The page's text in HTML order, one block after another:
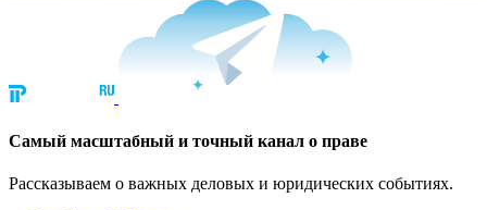
Cамый масштабный и точный канал о праве
Рассказываем о важных деловых и юридических событиях.